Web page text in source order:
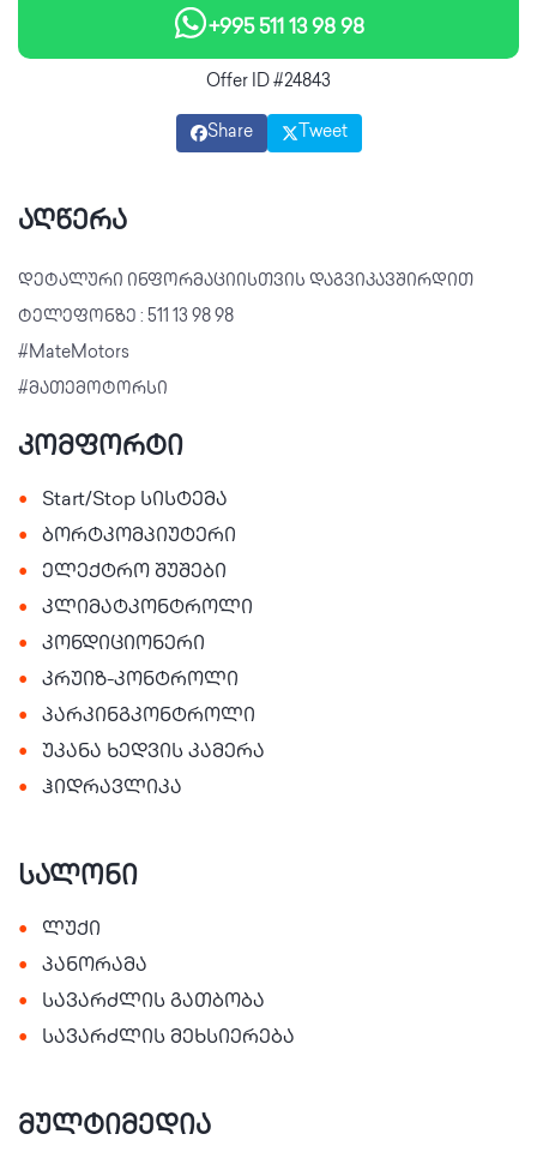
+995 511 13 98 98
Offer ID #24843
Share Tweet
აღწერა
დეტალური ინფორმაციისთვის დაგვიკავშირდით
ტელეფონზე : 511 13 98 98
#MateMotors
#მათემოტორსი
კომფორტი
• Start/Stop სისტემა
• ბორტკომპიუტერი
• ელექტრო შუშები
• კლიმატკონტროლი
• კონდიციონერი
• კრუიზ-კონტროლი
• პარკინგკონტროლი
• უკანა ხედვის კამერა
• ჰიდრავლიკა
სალონი
• ლუქი
• პანორამა
• სავარძლის გათბობა
• სავარძლის მეხსიერება
მულტიმედია